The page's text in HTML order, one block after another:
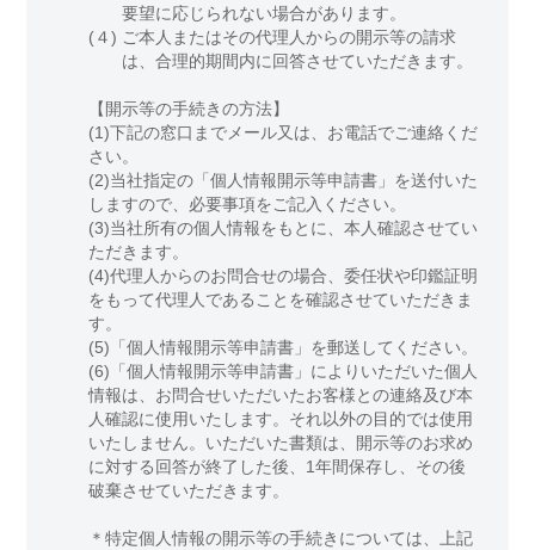
要望に応じられない場合があります。
(４) ご本人またはその代理人からの開示等の請求
は、合理的期間内に回答させていただきます。
【開示等の手続きの方法】
(1)下記の窓口までメール又は、お電話でご連絡くだ
さい。
(2)当社指定の「個人情報開示等申請書」を送付いた
しますので、必要事項をご記入ください。
(3)当社所有の個人情報をもとに、本人確認させてい
ただきます。
(4)代理人からのお問合せの場合、委任状や印鑑証明
をもって代理人であることを確認させていただきま
す。
(5)「個人情報開示等申請書」を郵送してください。
(6)「個人情報開示等申請書」によりいただいた個人
情報は、お問合せいただいたお客様との連絡及び本
人確認に使用いたします。それ以外の目的では使用
いたしません。いただいた書類は、開示等のお求め
に対する回答が終了した後、1年間保存し、その後
破棄させていただきます。
＊特定個人情報の開示等の手続きについては、上記